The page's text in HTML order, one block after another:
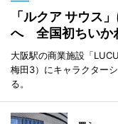
「ルクア サウス
へ 全国初ちいか
大阪駅の商業施設「
梅田3）にキャラクター
る。